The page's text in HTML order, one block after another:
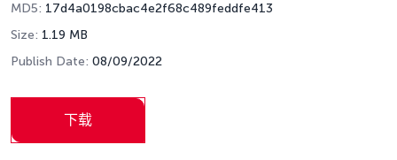
MD5: 17d4a0198cbac4e2f68c489feddfe413
Size: 1.19 MB
Publish Date: 08/09/2022
下载